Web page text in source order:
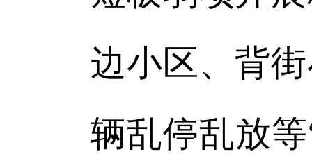
边小区、背
辆乱停乱放